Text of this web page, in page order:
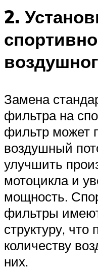
2.
Замена
фильтра на
фильтр может
воздушный
улучшить
мотоцикла и
мощность.
фильтры
структуру,
количеству
них.